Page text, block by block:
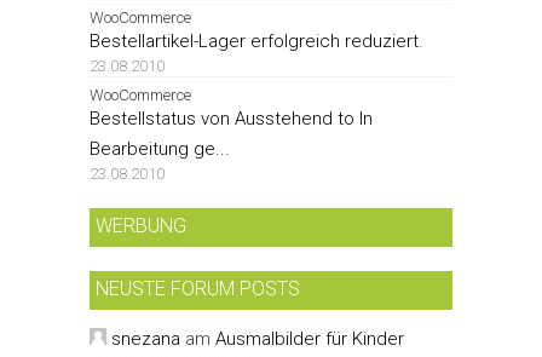
WooCommerce
Bestellartikel-Lager erfolgreich reduziert.
23.08.2010
WooCommerce
Bestellstatus von Ausstehend to In
Bearbeitung ge...
23.08.2010
WERBUNG
NEUSTE FORUM POSTS
snezana am Ausmalbilder für Kinder